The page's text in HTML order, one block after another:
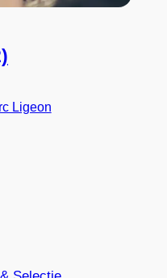
Ligeon